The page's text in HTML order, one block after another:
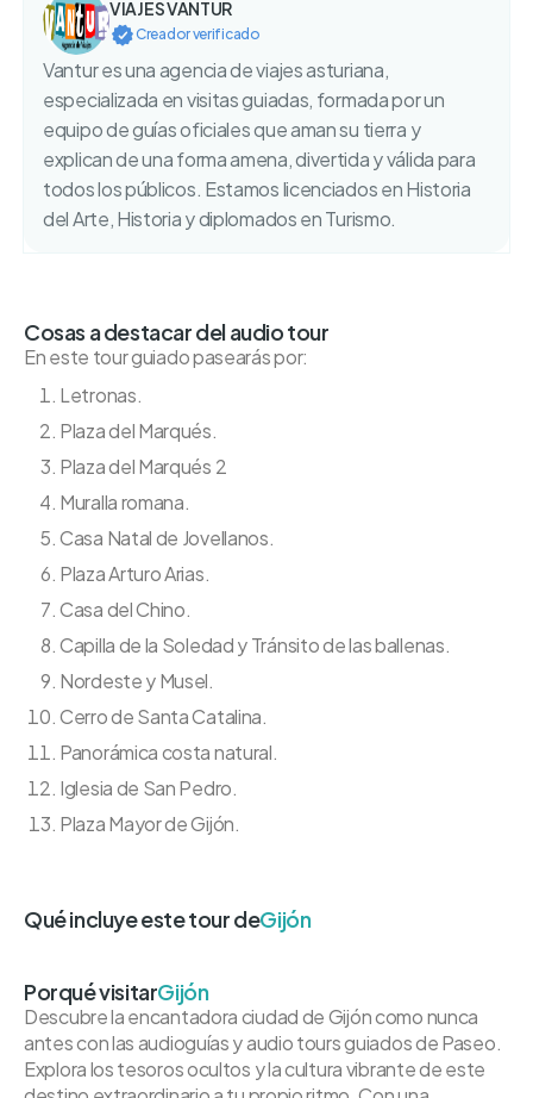
VIAJES VANTUR
Creador verificado
Vantur es una agencia de viajes asturiana,
especializada en visitas guiadas, formada por un
equipo de guías oficiales que aman su tierra y
explican de una forma amena, divertida y válida para
todos los públicos. Estamos licenciados en Historia
del Arte, Historia y diplomados en Turismo.
Cosas a destacar del audio tour
En este tour guiado pasearás por:
Letronas.
Plaza del Marqués.
Plaza del Marqués 2
Muralla romana.
Casa Natal de Jovellanos.
Plaza Arturo Arias.
Casa del Chino.
Capilla de la Soledad y Tránsito de las ballenas.
Nordeste y Musel.
Cerro de Santa Catalina.
Panorámica costa natural.
Iglesia de San Pedro.
Plaza Mayor de Gijón.
Qué incluye este tour deGijón
Porqué visitarGijón
Descubre la encantadora ciudad de Gijón como nunca
antes con las audioguías y audio tours guiados de Paseo.
Explora los tesoros ocultos y la cultura vibrante de este